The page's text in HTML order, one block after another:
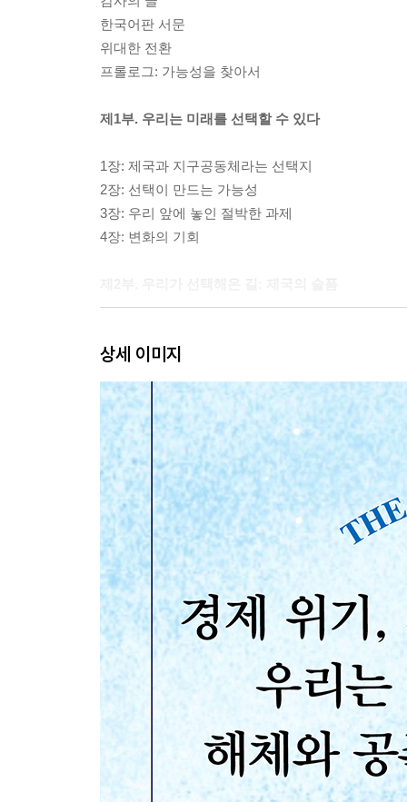
한국어판 서문
위대한 전환
프롤로그: 가능성을 찾아서
제1부. 우리는 미래를 선택할 수 있다
1장: 제국과 지구공동체라는 선택지
2장: 선택이 만드는 가능성
3장: 우리 앞에 놓인 절박한 과제
4장: 변화의 기회
6장: 고대 제국: 지배하거나 지배 당하거나
7장: 근현대 제국: 돈의 힘에 의한 전환
8장: 아테네의 민주주의 실험
제3부. 아메리카, 미완의 프로젝트
9장: 장밋빛 전망과는 거리가 멀었던 시작
10장: 민중 권력의 저항이 시작되다
11장: 제국의 승리를 보다
12장: 정의를 위해 투쟁하다
13장: 현실에 경종을 울리다
14장: 정신의 감옥
제4부. 위대한 전환
15장: 종교와 과학, 투쟁 구도를 넘어서
16장: 창조의 장대한 여정
17장: 지구공동체의 기쁨으로 가는 길
18장: 함께 살아 낼 새로운 시대의 이야기들
상세 이미지